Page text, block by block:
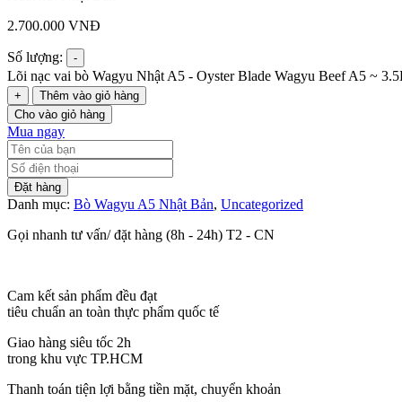
2.700.000 VNĐ
Số lượng: -
Lõi nạc vai bò Wagyu Nhật A5 - Oyster Blade Wagyu Beef A5 ~
+
Thêm vào giỏ hàng
Cho vào giỏ hàng
Mua ngay
Đặt hàng
Danh mục: Bò Wagyu A5 Nhật Bản, Uncategorized
Gọi nhanh tư vấn/ đặt hàng (8h - 24h) T2 - CN
Cam kết sản phẩm đều đạt
tiêu chuẩn an toàn thực phẩm quốc tế
Giao hàng siêu tốc 2h
trong khu vực TP.HCM
Thanh toán tiện lợi bằng tiền mặt, chuyển khoản